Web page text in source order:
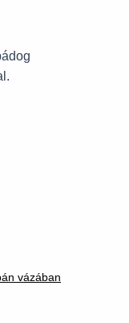
vázában